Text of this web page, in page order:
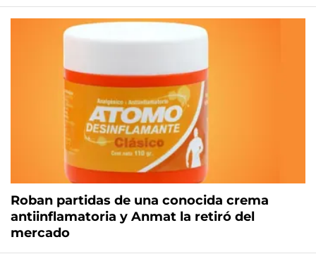
Roban partidas de una conocida crema
antiinflamatoria y Anmat la retiró del
mercado